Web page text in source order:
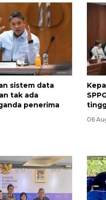
sistem data
tak ada
penerima
06